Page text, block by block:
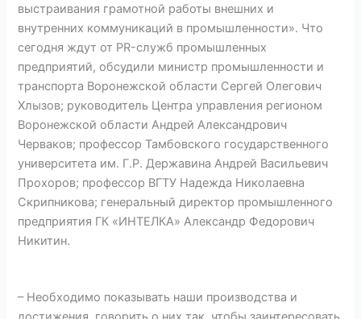
выстраивания грамотной работы внешних и
внутренних коммуникаций в промышленности». Что
сегодня ждут от PR-служб промышленных
предприятий, обсудили министр промышленности и
транспорта Воронежской области Сергей Олегович
Хлызов; руководитель Центра управления регионом
Воронежской области Андрей Александрович
Черваков; профессор Тамбовского государственного
университета им. Г.Р. Державина Андрей Васильевич
Прохоров; профессор ВГТУ Надежда Николаевна
Скрипникова; генеральный директор промышленного
предприятия ГК «ИНТЕЛКА» Александр Федорович
Никитин.
– Необходимо показывать наши производства и